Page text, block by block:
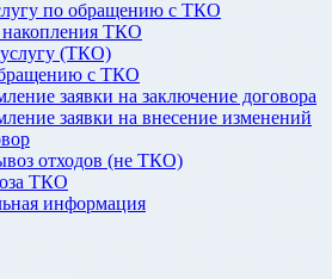
по обращению с ТКО
ТКО
(ТКО)
с ТКО
заявки на заключение договора
заявки на внесение изменений
отходов (не ТКО)
ТКО
информация